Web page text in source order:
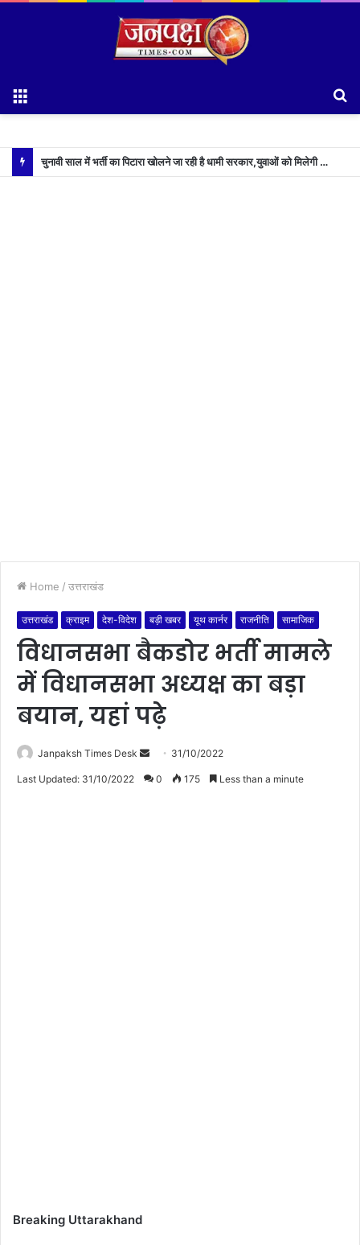
चुनावी साल में भर्ती का पिटारा खोलने जा रही है धामी सरकार,युवाओं को मिलेगी 34 हजार रिकॉर्ड भर्तियों की सौगात
Home / उत्तराखंड
उत्तराखंड क्राइम देश-विदेश बड़ी खबर यूथ कार्नर राजनीति सामाजिक
विधानसभा बैकडोर भर्ती मामले
में विधानसभा अध्यक्ष का बड़ा
बयान, यहां पढ़े
Janpaksh Times Desk
e
31/10/2022
Last Updated: 31/10/2022 0 175 Less than a minute
Breaking Uttarakhand